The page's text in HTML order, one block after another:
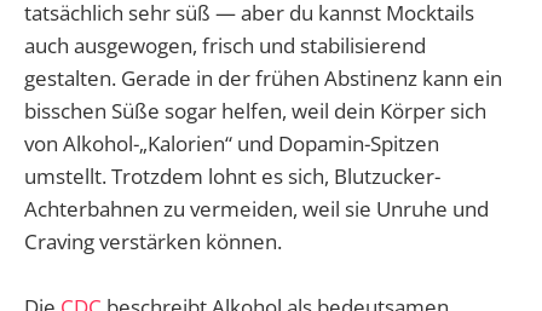
tatsächlich sehr süß — aber du kannst Mocktails
auch ausgewogen, frisch und stabilisierend
gestalten. Gerade in der frühen Abstinenz kann ein
bisschen Süße sogar helfen, weil dein Körper sich
von Alkohol-„Kalorien“ und Dopamin-Spitzen
umstellt. Trotzdem lohnt es sich, Blutzucker-
Achterbahnen zu vermeiden, weil sie Unruhe und
Craving verstärken können.